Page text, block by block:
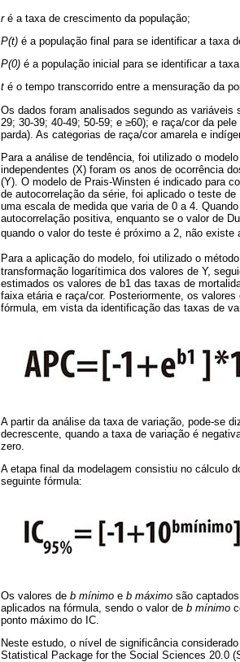
ré a taxa de crescimento da população;
P(t) é a população final para se identificar a taxa
P(0) é a população inicial para se identificar a
t é o tempo transcorrido entre a mensuração da
Os dados foram analisados segundo as
29; 30-39; 40-49; 50-59; e ≥60); e raça/cor da
parda). As categorias de raça/cor amarela e
Para a análise de tendência, foi utilizado o
independentes (X) foram os anos de ocorrência
(Y). O modelo de Prais-Winsten é indicado para
de autocorrelação da série, foi aplicado o teste
uma escala de medida que varia de 0 a 4.
autocorrelação positiva, enquanto se o valor de
quando o valor do teste é próximo a 2, não existe
Para a aplicação do modelo, foi utilizado o
transformação logarítimica dos valores de Y,
estimados os valores de b1 das taxas de
faixa etária e raça/cor. Posteriormente, os
fórmula, em vista da identificação das taxas de
A partir da análise da taxa de variação, pode-se
decrescente, quando a taxa de variação é
zero.
A etapa final da modelagem consistiu no cálculo
seguinte fórmula:
Os valores de b mínimo e b máximo são
aplicados na fórmula, sendo o valor de b mínimo
ponto máximo do IC.
Neste estudo, o nível de significância
Statistical Package for the Social Sciences 20.0